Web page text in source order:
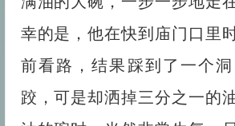
幸的是，他在快到庙门口里
前看路，结果踩到了一个
跤，可是却洒掉三分之一的